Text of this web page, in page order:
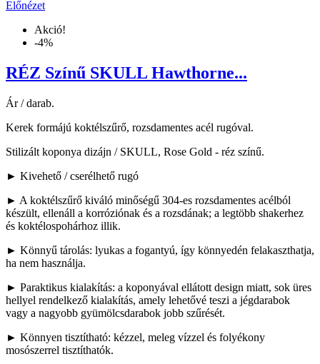
Előnézet
Akció!
-4%
RÉZ Színű SKULL Hawthorne...
Ár / darab.
Kerek formájú koktélszűrő, rozsdamentes acél rugóval.
Stilizált koponya dizájn / SKULL, Rose Gold - réz színű.
► Kivehető / cserélhető rugó
► A koktélszűrő kiváló minőségű 304-es rozsdamentes acélból
készült, ellenáll a korróziónak és a rozsdának; a legtöbb shakerhez
és koktélospohárhoz illik.
► Könnyű tárolás: lyukas a fogantyú, így könnyedén felakaszthatja,
ha nem használja.
► Paraktikus kialakítás: a koponyával ellátott design miatt, sok üres
hellyel rendelkező kialakítás, amely lehetővé teszi a jégdarabok
vagy a nagyobb gyümölcsdarabok jobb szűrését.
► Könnyen tisztítható: kézzel, meleg vízzel és folyékony
mosószerrel tisztíthatók.